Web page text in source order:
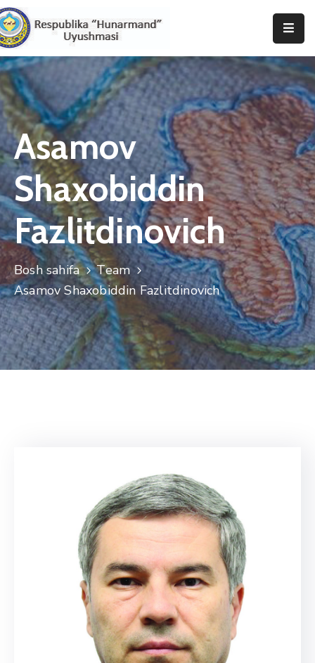
Bosh
Sahifa
Uyushma
Haqida
Tadbirlar
Milliy
Katalog
Matbuot
Xizmati
Asamov
Shaxobiddin
Fazlitdinovich
Bosh sahifa
Team
Asamov Shaxobiddin Fazlitdinovich